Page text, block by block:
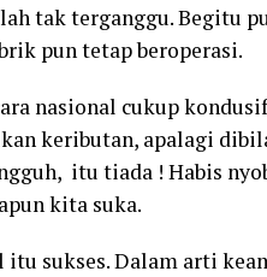
tak terganggu. Begitu
pun tetap beroperasi.
nasional cukup
keributan, apalagi
itu tiada ! Habis
kita suka.
itu sukses. Dalam arti